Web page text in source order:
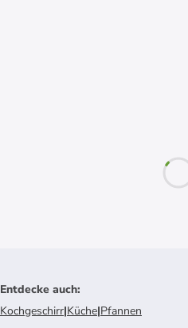
Entdecke auch:
Kochgeschirr|Küche|Pfannen